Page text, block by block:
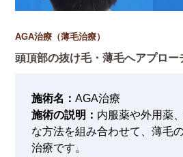
AGA治療（薄毛治療）
頭頂部の抜け毛・薄毛へアプロー
施術名：AGA治療
施術の説明： 内服薬や外用薬
な方法を組み合わせて、薄毛
治療です。